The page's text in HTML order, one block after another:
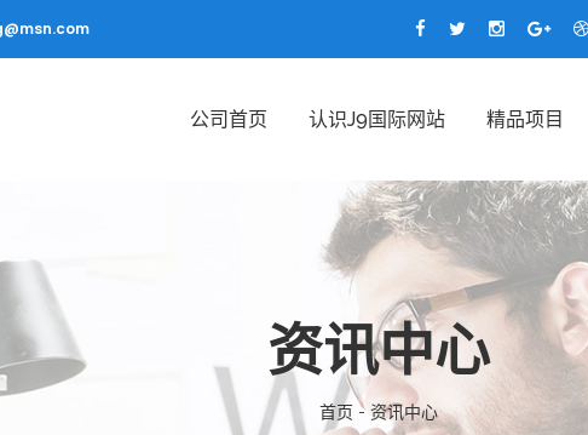
公司首页 认识J9国际网站 精品项目
资讯中心
首页 - 资讯中心